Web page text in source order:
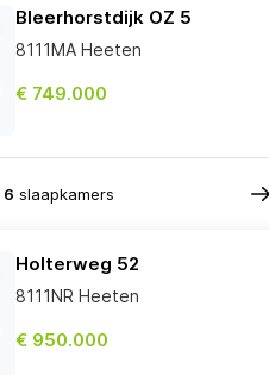
Bleerhorstdijk OZ 5
8111MA Heeten
€ 749.000
6 slaapkamers
Holterweg 52
8111NR Heeten
€ 950.000